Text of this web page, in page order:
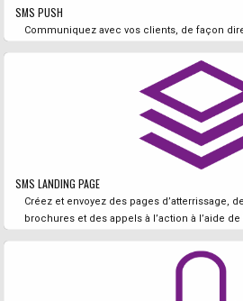
SMS PUSH
Communiquez avec vos clients, de façon
SMS LANDING PAGE
Créez et envoyez des pages d’atterrissage,
brochures et des appels à l’action à l’aide de